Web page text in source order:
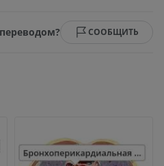
СООБЩИТЬ